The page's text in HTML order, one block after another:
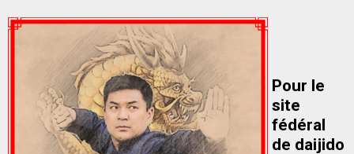
Pour le
site
fédéral
de daijido